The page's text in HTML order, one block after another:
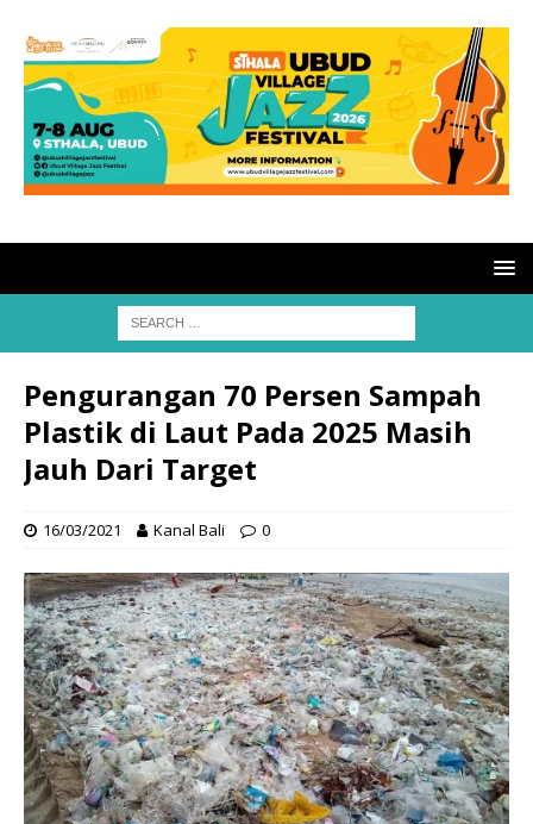
Pengurangan 70 Persen Sampah
Plastik di Laut Pada 2025 Masih
Jauh Dari Target
16/03/2021 Kanal Bali 0